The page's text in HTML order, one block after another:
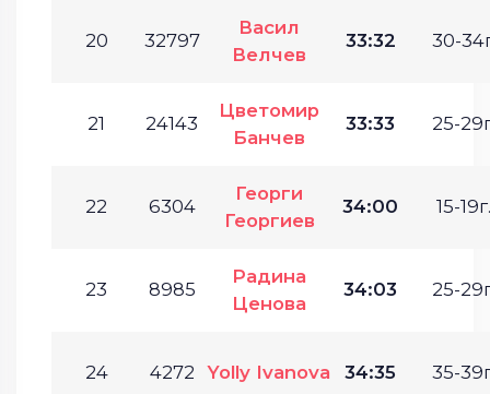
20 32797
Васил
Велчев
33:32 30-
21 24143
Цветомир
Банчев
33:33 25-
22 6304
Георги
Георгиев
34:00 15-19г.
23 8985
Радина
Ценова
34:03 25-
24 4272 Yolly Ivanova 34:35 35-